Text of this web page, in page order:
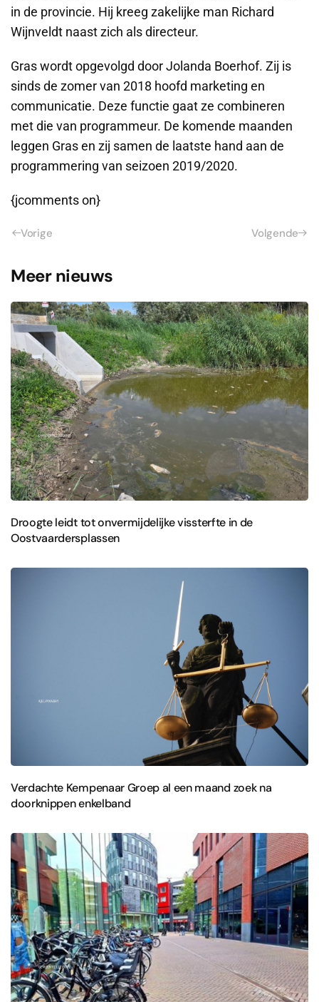
in de provincie. Hij kreeg zakelijke man Richard
Wijnveldt naast zich als directeur.
Gras wordt opgevolgd door Jolanda Boerhof. Zij is
sinds de zomer van 2018 hoofd marketing en
communicatie. Deze functie gaat ze combineren
met die van programmeur. De komende maanden
leggen Gras en zij samen de laatste hand aan de
programmering van seizoen 2019/2020.
{jcomments on}
Vorige Volgende
Meer nieuws
Droogte leidt tot onvermijdelijke vissterfte in de
Oostvaardersplassen
Verdachte Kempenaar Groep al een maand zoek na
doorknippen enkelband